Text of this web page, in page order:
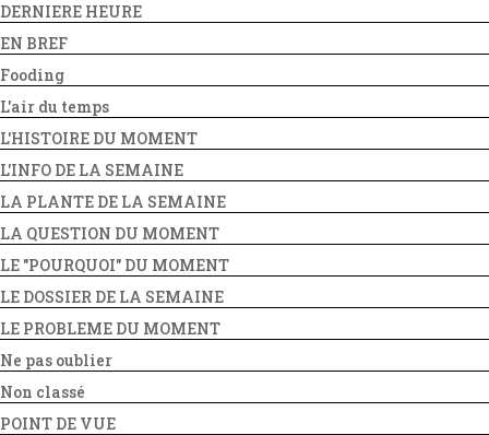
DERNIERE HEURE
EN BREF
Fooding
L'air du temps
L'HISTOIRE DU MOMENT
L'INFO DE LA SEMAINE
LA PLANTE DE LA SEMAINE
LA QUESTION DU MOMENT
LE "POURQUOI" DU MOMENT
LE DOSSIER DE LA SEMAINE
LE PROBLEME DU MOMENT
Ne pas oublier
Non classé
POINT DE VUE